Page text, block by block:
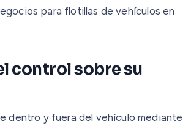
para flotillas de vehículos en
control sobre su
dentro y fuera del vehículo mediante